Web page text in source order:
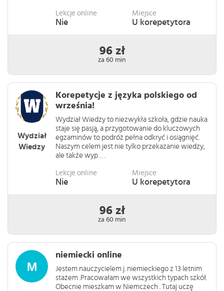
Lekcje online
Nie
Miejsce
U korepetytora
96 zł
za 60 min
Wydział
Wiedzy
Korepetycje z języka polskiego od
września!
Wydział Wiedzy to niezwykła szkoła, gdzie nauka
staje się pasją, a przygotowanie do kluczowych
egzaminów to podróż pełna odkryć i osiągnięć.
Naszym celem jest nie tylko przekazanie wiedzy,
ale także wyp . . .
Lekcje online
Nie
Miejsce
U korepetytora
96 zł
za 60 min
niemiecki online
Jestem nauczycielem j. niemieckiego z 13 letnim
stażem .Pracowałam we wszystkich typach szkół.
Obecnie mieszkam w Niemczech . Tutaj uczę